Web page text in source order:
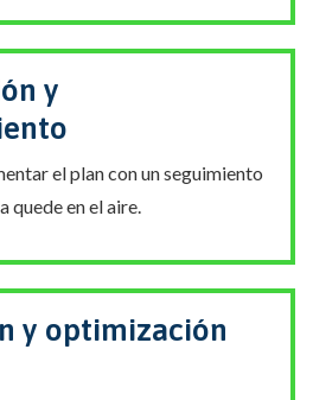
y
el plan con un seguimiento
quede en el aire.
y optimización